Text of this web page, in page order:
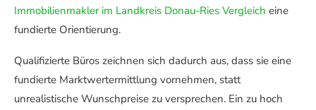
Immobilienmakler im Landkreis Donau-Ries Vergleich eine
fundierte Orientierung.
Qualifizierte Büros zeichnen sich dadurch aus, dass sie eine
fundierte Marktwertermittlung vornehmen, statt
unrealistische Wunschpreise zu versprechen. Ein zu hoch